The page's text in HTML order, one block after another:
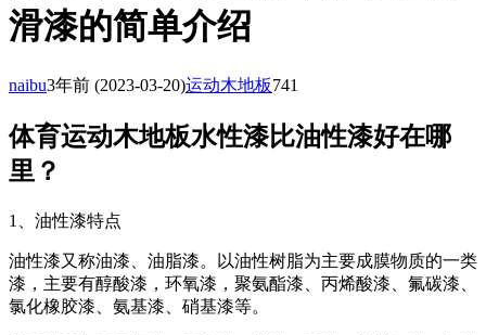
滑漆的简单介绍
naibu3年前 (2023-03-20)运动木地板741
体育运动木地板水性漆比油性漆好在哪
里？
1、油性漆特点
油性漆又称油漆、油脂漆。以油性树脂为主要成膜物质的一类
漆，主要有醇酸漆，环氧漆，聚氨酯漆、丙烯酸漆、氟碳漆、
氯化橡胶漆、氨基漆、硝基漆等。